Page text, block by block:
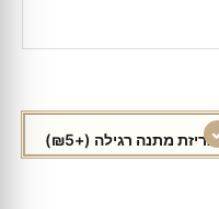
אריזת מתנה רגילה (+₪5)